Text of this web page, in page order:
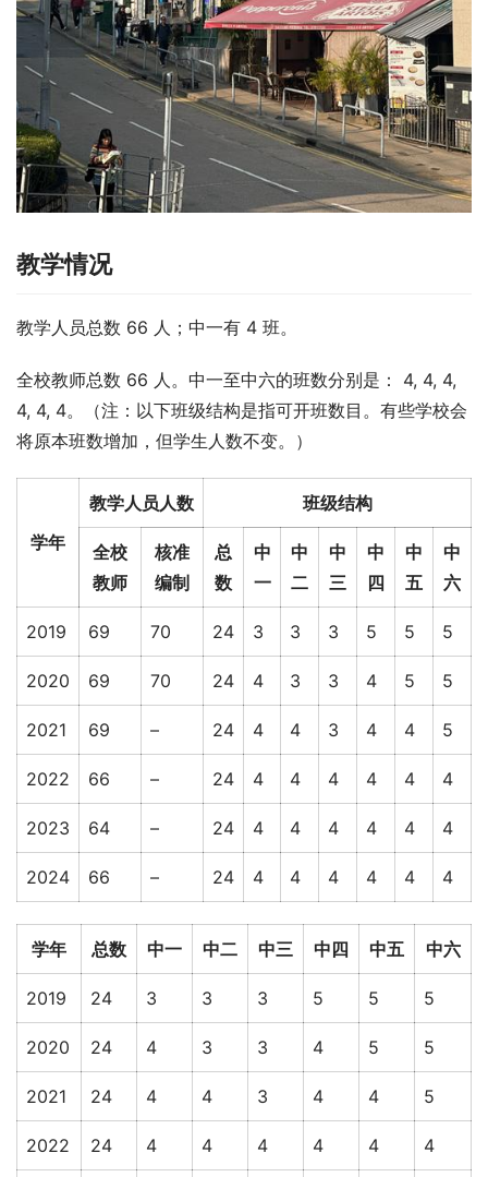
教学情况
教学人员总数 66 人；中一有 4 班。
全校教师总数 66 人。中一至中六的班数分别是： 4, 4, 4,
4, 4, 4。（注：以下班级结构是指可开班数目。有些学校会
将原本班数增加，但学生人数不变。）
学年
教学人员人数 班级结构
全校
教师
核准
编制
总
数
中
一
中
二
中
三
中
四
中
五
中
六
2019 69 70 24 3 3 3 5 5 5
2020 69 70 24 4 3 3 4 5 5
2021 69 – 24 4 4 3 4 4 5
2022 66 – 24 4 4 4 4 4 4
2023 64 – 24 4 4 4 4 4 4
2024 66 – 24 4 4 4 4 4 4
学年 总数 中一 中二 中三 中四 中五 中六
2019 24 3 3 3 5 5 5
2020 24 4 3 3 4 5 5
2021 24 4 4 3 4 4 5
2022 24 4 4 4 4 4 4